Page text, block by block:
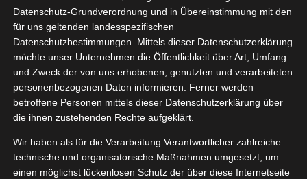
Pflege
Wellness
Kneipp naturkind
Geschenkpackungen
April 8, 2023 | Gesundheit, Kneipp VIP,Pflege,
Produktvorstellungen,Vegan,Wellness
Datenschutz-Grundverordnung und in Übereinstimmung mit den
für uns geltenden landesspezifischen
Datenschutzbestimmungen. Mittels dieser Datenschutzerklärung
möchte unser Unternehmen die Öffentlichkeit über Art, Umfang
und Zweck der von uns erhobenen, genutzten und verarbeiteten
personenbezogenen Daten informieren. Ferner werden
betroffene Personen mittels dieser Datenschutzerklärung über
die ihnen zustehenden Rechte aufgeklärt.
Wir haben als für die Verarbeitung Verantwortlicher zahlreiche
technische und organisatorische Maßnahmen umgesetzt, um
einen möglichst lückenlosen Schutz der über diese Internetseite